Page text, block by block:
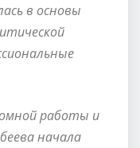
в основы
работы и
начала